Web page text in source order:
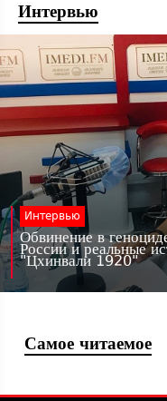
Интервью
Интервью
Обвинение в
России и реальные
"Цхинвали 1920"
Самое читаемое